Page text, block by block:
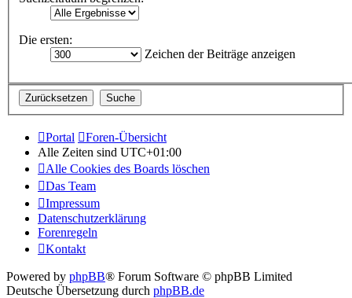
Die ersten:
Zeichen der Beiträge anzeigen
Portal
Foren-Übersicht
Alle Zeiten sind UTC+01:00
Alle Cookies des Boards löschen
Das Team
Impressum
Datenschutzerklärung
Forenregeln
Kontakt
Powered by phpBB® Forum Software © phpBB Limited
Deutsche Übersetzung durch phpBB.de